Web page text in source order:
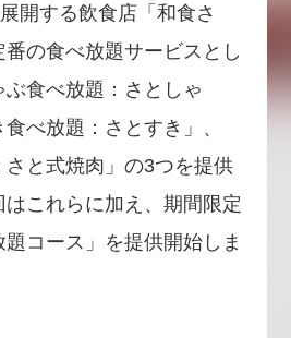
開する飲食店「和食さ
番の食べ放題サービスとし
食べ放題：さとしゃ
べ放題：さとすき」、
さと式焼肉」の3つを提供
はこれらに加え、期間限定
コース」を提供開始しま